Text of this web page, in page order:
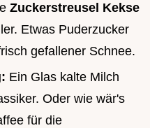
Zuckerstreusel Kekse
Etwas Puderzucker
gefallener Schnee.
Ein Glas kalte Milch
Oder wie wär's
für die